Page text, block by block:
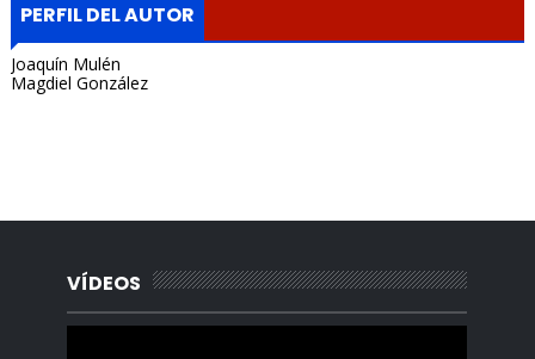
PERFIL DEL AUTOR
Joaquín Mulén
Magdiel González
VÍDEOS